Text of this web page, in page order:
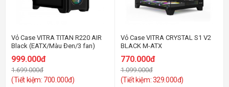
Vỏ Case VITRA TITAN R220 AIR
Black (EATX/Màu Đen/3 fan)
999.000đ
1.699.000đ
(Tiết kiệm: 700.000đ)
Vỏ Case VITRA CRYSTAL S1 V2
BLACK M-ATX
770.000đ
1.099.000đ
(Tiết kiệm: 329.000đ)